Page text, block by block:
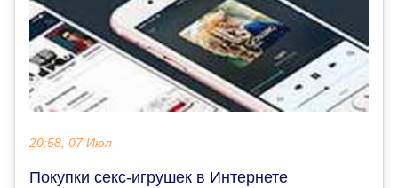
20:58, 07 Июл
Покупки секс-игрушек в Интернете